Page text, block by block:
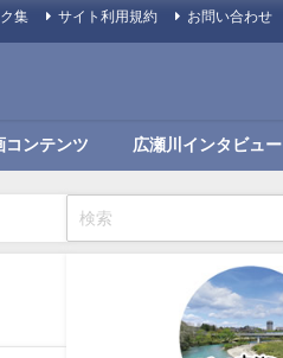
集 サイト利用規約 お問い合わせ
コンテンツ 広瀬川インタビュー